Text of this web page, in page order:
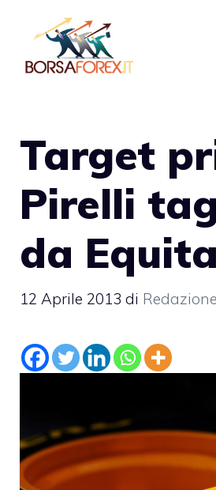
contenuto
Target
Pirelli
da Equita
12 Aprile 2013 di Redazione